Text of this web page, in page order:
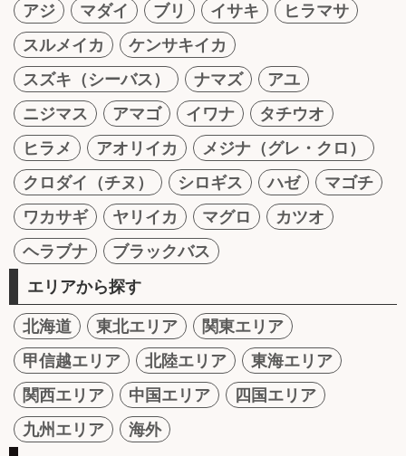
アジ マダイ ブリ イサキ
ヒラマサ
スルメイカ
ケンサキイカ
スズキ（シーバス）
ナマズ
アユ
ニジマス
アマゴ イワナ
タチウオ
ヒラメ
アオリイカ
メジナ（グレ・クロ）
クロダイ（チヌ）
シロギス ハゼ
マゴチ
ワカサギ
ヤリイカ マグロ
カツオ
ヘラブナ
ブラックバス
エリアから探す
北海道 東北エリア
関東エリア
甲信越エリア
北陸エリア
東海エリア
関西エリア
中国エリア
四国エリア
九州エリア
海外